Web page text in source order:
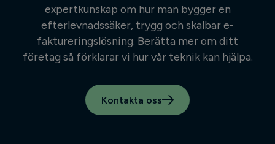
expertkunskap om hur man bygger en
efterlevnadssäker, trygg och skalbar e-
faktureringslösning. Berätta mer om ditt
företag så förklarar vi hur vår teknik kan hjälpa.
Kontakta oss